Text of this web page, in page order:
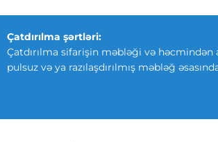
Çatdırılma şərtləri:
Çatdırılma sifarişin məbləği və həcmindən
pulsuz və ya razılaşdırılmış məbləğ